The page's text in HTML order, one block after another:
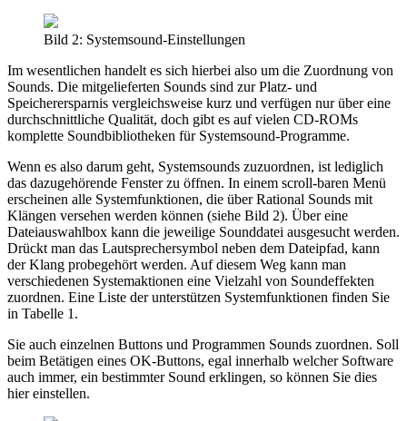
Bild 2: Systemsound-Einstellungen
Im wesentlichen handelt es sich hierbei also um die Zuordnung von
Sounds. Die mitgelieferten Sounds sind zur Platz- und
Speicherersparnis vergleichsweise kurz und verfügen nur über eine
durchschnittliche Qualität, doch gibt es auf vielen CD-ROMs
komplette Soundbibliotheken für Systemsound-Programme.
Wenn es also darum geht, Systemsounds zuzuordnen, ist lediglich
das dazugehörende Fenster zu öffnen. In einem scroll-baren Menü
erscheinen alle Systemfunktionen, die über Rational Sounds mit
Klängen versehen werden können (siehe Bild 2). Über eine
Dateiauswahlbox kann die jeweilige Sounddatei ausgesucht werden.
Drückt man das Lautsprechersymbol neben dem Dateipfad, kann
der Klang probegehört werden. Auf diesem Weg kann man
verschiedenen Systemaktionen eine Vielzahl von Soundeffekten
zuordnen. Eine Liste der unterstützen Systemfunktionen finden Sie
in Tabelle 1.
Sie auch einzelnen Buttons und Programmen Sounds zuordnen. Soll
beim Betätigen eines OK-Buttons, egal innerhalb welcher Software
auch immer, ein bestimmter Sound erklingen, so können Sie dies
hier einstellen.